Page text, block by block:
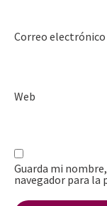
Correo electrónico
Web
Guarda mi
navegador para la